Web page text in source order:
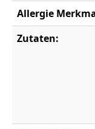
Allergie
Zutaten: